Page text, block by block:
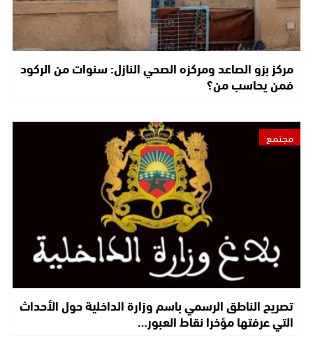
مركز بزو الصاعد ومركزه الصحي النازل: سنوات من الركود
فمن يحاسب من؟
مجتمع
تصريح الناطق الرسمي باسم وزارة الداخلية حول الأحداث
التي عرفتها مؤخرا نقاط العبور…